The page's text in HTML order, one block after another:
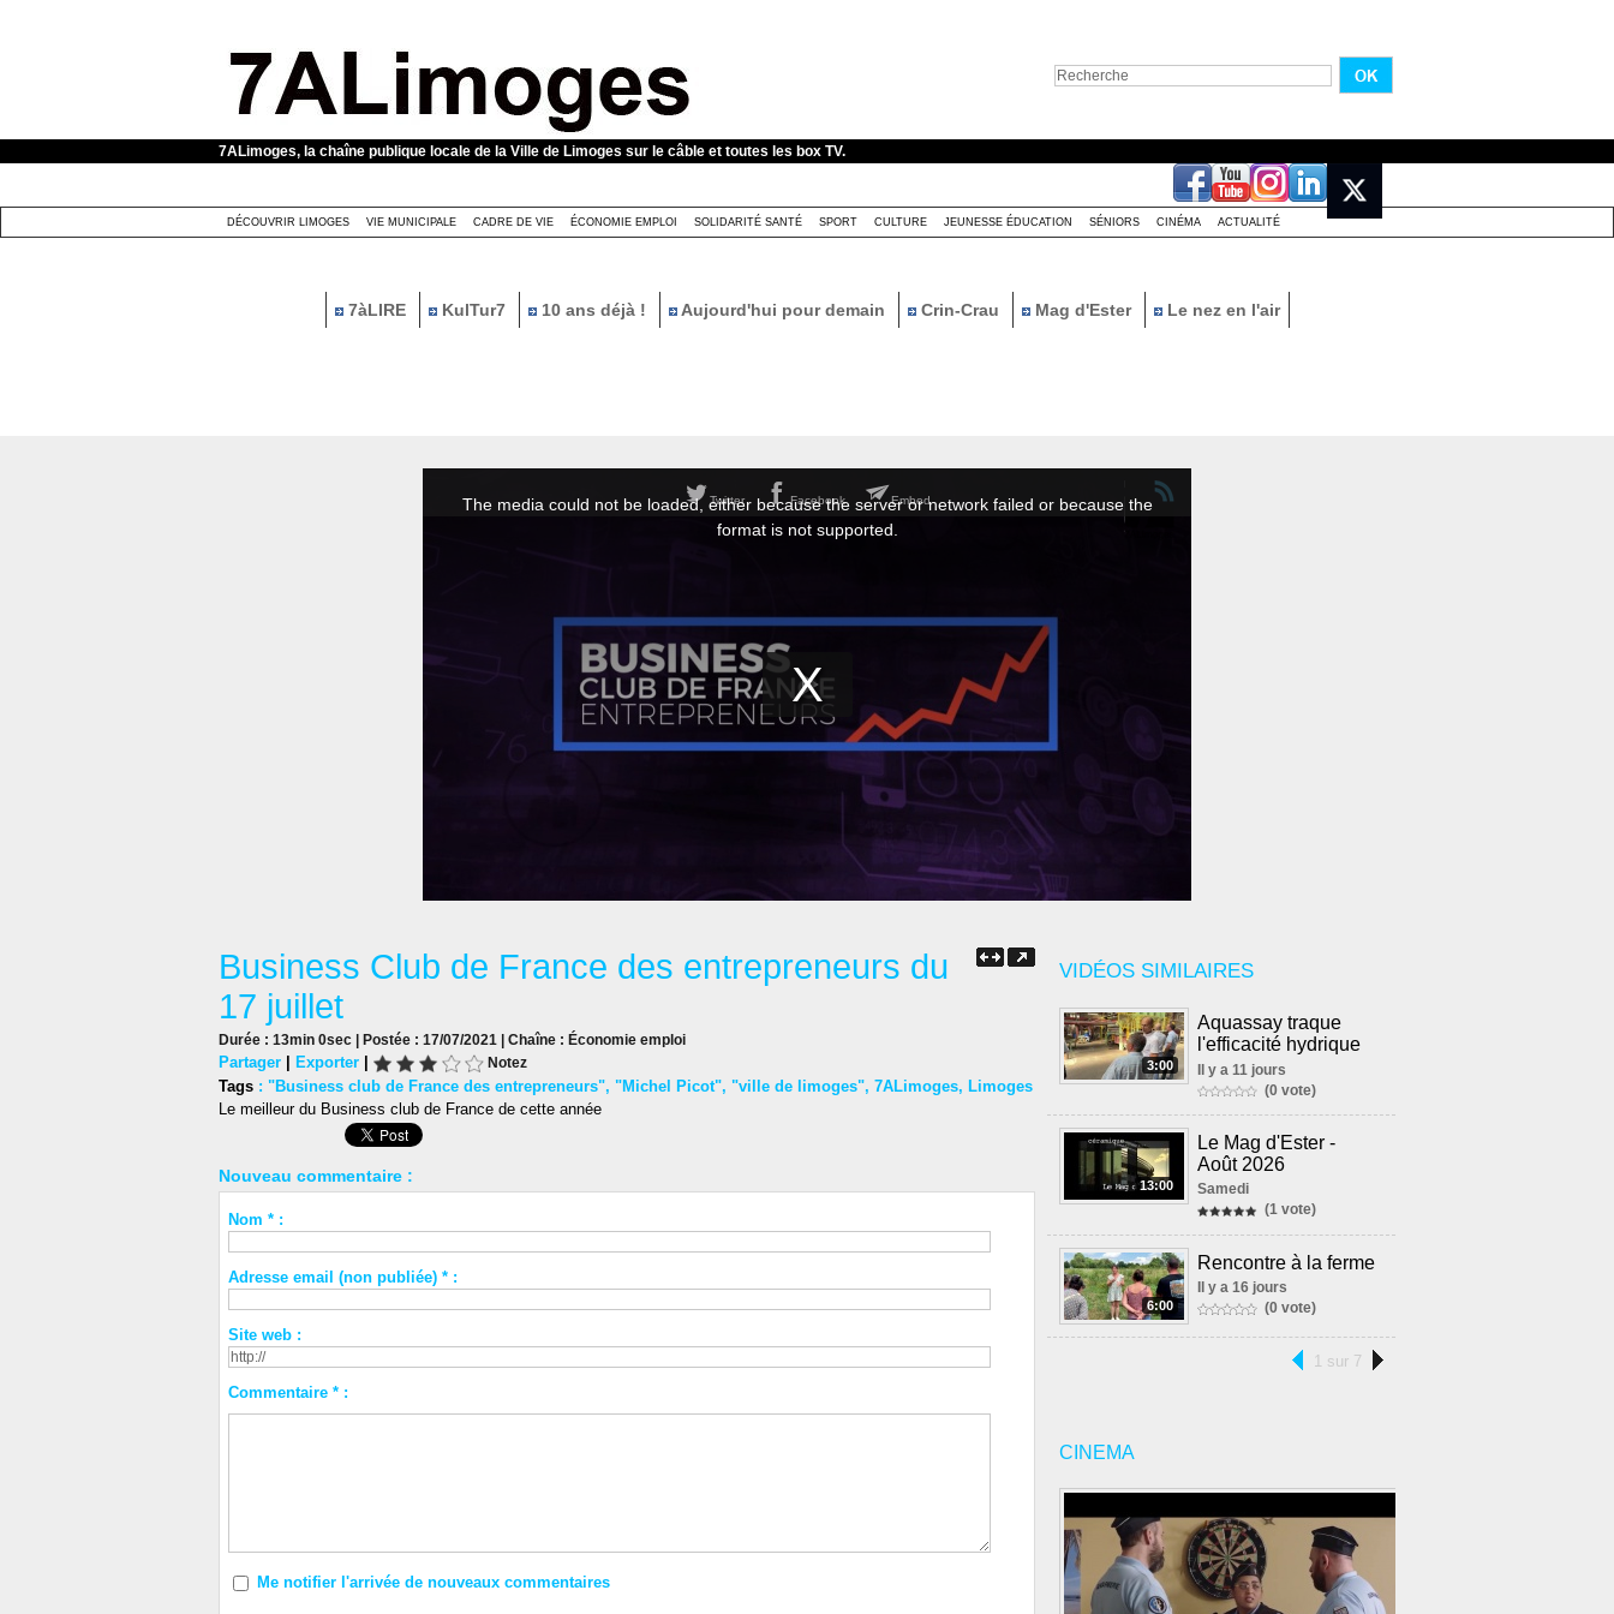
7ALimoges, la chaîne publique locale de la Ville de Limoges sur le câble et toutes les box TV.
DÉCOUVRIR LIMOGES VIE MUNICIPALE CADRE DE VIE ÉCONOMIE EMPLOI SOLIDARITÉ SANTÉ SPORT CULTURE JEUNESSE ÉDUCATION SÉNIORS CINÉMA ACTUALITÉ
7àLIRE KulTur7 10 ans déjà ! Aujourd'hui pour demain Crin-Crau Mag d'Ester Le nez en l'air
VIDÉOS SIMILAIRES
3:00
Aquassay traque
l'efficacité hydrique
Il y a 11 jours
(0 vote)
13:00
Le Mag d'Ester -
Août 2026
Samedi
(1 vote)
6:00
Rencontre à la ferme
Il y a 16 jours
(0 vote)
1 sur 7
CINEMA
Business Club de France des entrepreneurs du
17 juillet
Durée : 13min 0sec | Postée : 17/07/2021 | Chaîne : Économie emploi
Partager | Exporter | Notez
Tags : "Business club de France des entrepreneurs", "Michel Picot", "ville de limoges", 7ALimoges, Limoges
Le meilleur du Business club de France de cette année
Nouveau commentaire :
Nom * :
Adresse email (non publiée) * :
Site web :
Commentaire * :
Me notifier l'arrivée de nouveaux commentaires